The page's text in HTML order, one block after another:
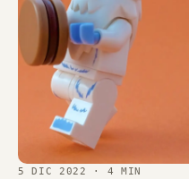
5 DIC 2022 · 4 MIN